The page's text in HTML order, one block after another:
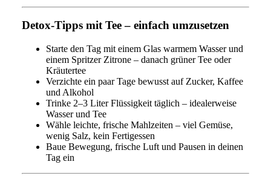
Detox-Tipps mit Tee – einfach umzusetzen
Starte den Tag mit einem Glas warmem Wasser und
einem Spritzer Zitrone – danach grüner Tee oder
Kräutertee
Verzichte ein paar Tage bewusst auf Zucker, Kaffee
und Alkohol
Trinke 2–3 Liter Flüssigkeit täglich – idealerweise
Wasser und Tee
Wähle leichte, frische Mahlzeiten – viel Gemüse,
wenig Salz, kein Fertigessen
Baue Bewegung, frische Luft und Pausen in deinen
Tag ein